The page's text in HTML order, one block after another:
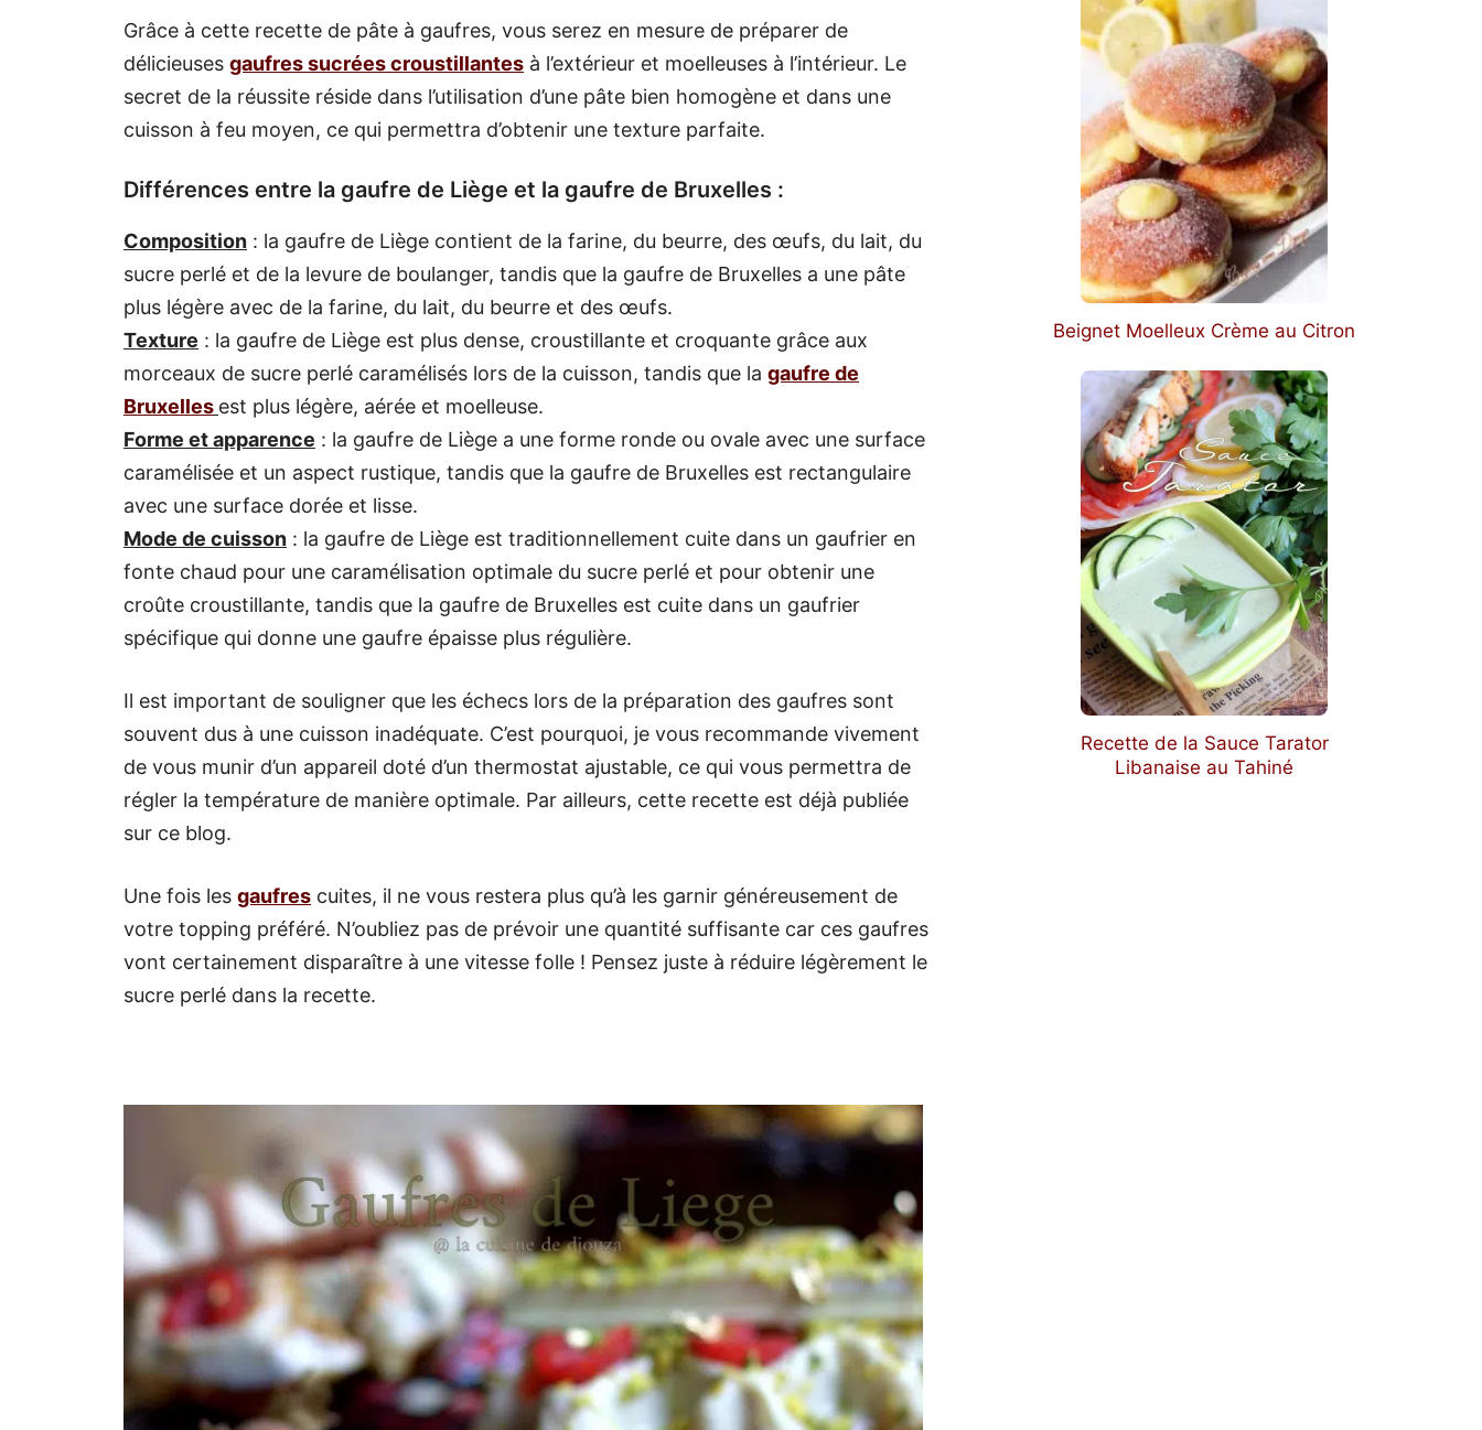
Grâce à cette recette de pâte à gaufres, vous serez en mesure de préparer de
délicieuses gaufres sucrées croustillantes à l’extérieur et moelleuses à l’intérieur. Le
secret de la réussite réside dans l’utilisation d’une pâte bien homogène et dans une
cuisson à feu moyen, ce qui permettra d’obtenir une texture parfaite.
Différences entre la gaufre de Liège et la gaufre de Bruxelles :
Composition : la gaufre de Liège contient de la farine, du beurre, des œufs, du lait, du
sucre perlé et de la levure de boulanger, tandis que la gaufre de Bruxelles a une pâte
plus légère avec de la farine, du lait, du beurre et des œufs.
Texture : la gaufre de Liège est plus dense, croustillante et croquante grâce aux
morceaux de sucre perlé caramélisés lors de la cuisson, tandis que la gaufre de
Bruxelles est plus légère, aérée et moelleuse.
Forme et apparence : la gaufre de Liège a une forme ronde ou ovale avec une surface
caramélisée et un aspect rustique, tandis que la gaufre de Bruxelles est rectangulaire
avec une surface dorée et lisse.
Mode de cuisson : la gaufre de Liège est traditionnellement cuite dans un gaufrier en
fonte chaud pour une caramélisation optimale du sucre perlé et pour obtenir une
croûte croustillante, tandis que la gaufre de Bruxelles est cuite dans un gaufrier
spécifique qui donne une gaufre épaisse plus régulière.
Il est important de souligner que les échecs lors de la préparation des gaufres sont
souvent dus à une cuisson inadéquate. C’est pourquoi, je vous recommande vivement
de vous munir d’un appareil doté d’un thermostat ajustable, ce qui vous permettra de
régler la température de manière optimale. Par ailleurs, cette recette est déjà publiée
sur ce blog.
Une fois les gaufres cuites, il ne vous restera plus qu’à les garnir généreusement de
votre topping préféré. N’oubliez pas de prévoir une quantité suffisante car ces gaufres
vont certainement disparaître à une vitesse folle ! Pensez juste à réduire légèrement le
sucre perlé dans la recette.
Beignet Moelleux Crème au Citron
Recette de la Sauce Tarator
Libanaise au Tahiné